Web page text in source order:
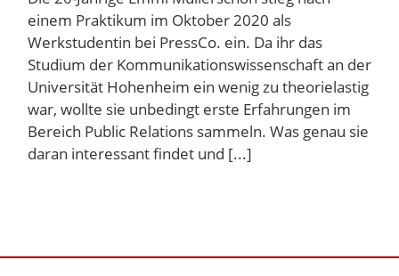
einem Praktikum im Oktober 2020 als
Werkstudentin bei PressCo. ein. Da ihr das
Studium der Kommunikationswissenschaft an der
Universität Hohenheim ein wenig zu theorielastig
war, wollte sie unbedingt erste Erfahrungen im
Bereich Public Relations sammeln. Was genau sie
daran interessant findet und [...]